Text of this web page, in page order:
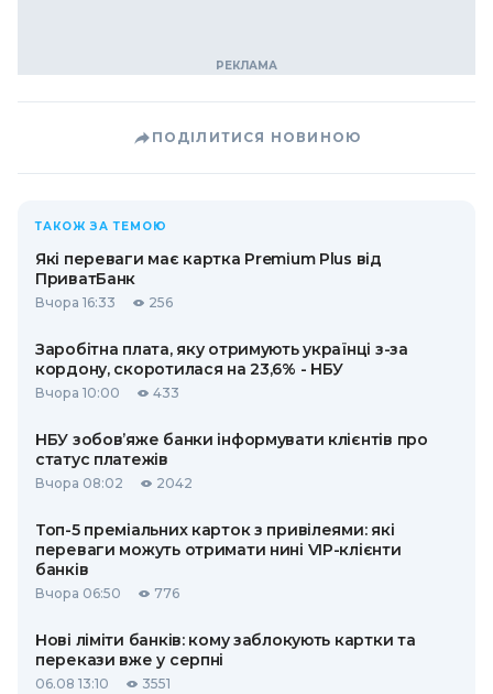
ПОДІЛИТИСЯ НОВИНОЮ
ТАКОЖ ЗА ТЕМОЮ
Які переваги має картка Premium Plus від
ПриватБанк
Вчора 16:33 256
Заробітна плата, яку отримують українці з-за
кордону, скоротилася на 23,6% - НБУ
Вчора 10:00 433
НБУ зобов’яже банки інформувати клієнтів про
статус платежів
Вчора 08:02 2042
Топ-5 преміальних карток з привілеями: які
переваги можуть отримати нині VIP-клієнти
банків
Вчора 06:50 776
Нові ліміти банків: кому заблокують картки та
перекази вже у серпні
06.08 13:10 3551